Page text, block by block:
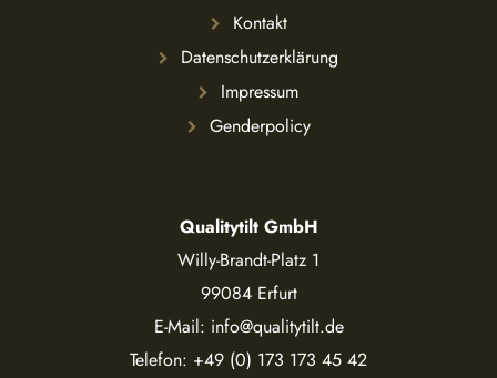
Kontakt
Datenschutzerklärung
Impressum
Genderpolicy
Qualitytilt GmbH
Willy-Brandt-Platz 1
99084 Erfurt
E-Mail: info@qualitytilt.de
Telefon: +49 (0) 173 173 45 42